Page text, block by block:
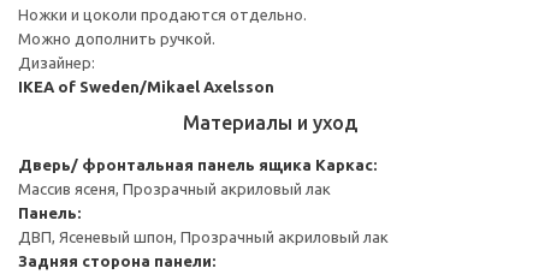
Ножки и цоколи продаются отдельно.
Можно дополнить ручкой.
Дизайнер:
IKEA of Sweden/Mikael Axelsson
Материалы и уход
Дверь/ фронтальная панель ящика Каркас:
Массив ясеня, Прозрачный акриловый лак
Панель:
ДВП, Ясеневый шпон, Прозрачный акриловый лак
Задняя сторона панели: